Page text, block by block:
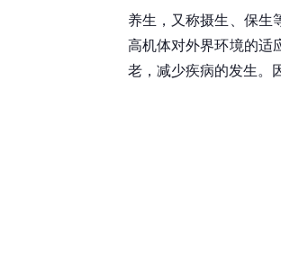
养生，又称摄生、保生
高机体对外界环境的适
老，减少疾病的发生。